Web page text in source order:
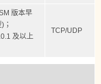
版本早
；
及以上
TCP/UDP